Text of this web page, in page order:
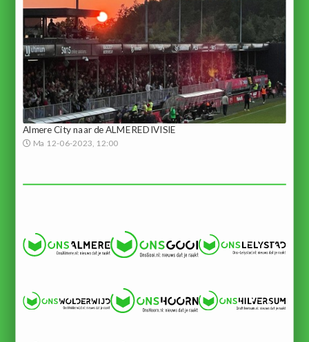
Almere City naar de ALMEREDIVISIE
Ma 12-06-2023, 12:00